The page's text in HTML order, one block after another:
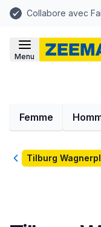
Collabore avec
Menu
Femme
RetourTilburg